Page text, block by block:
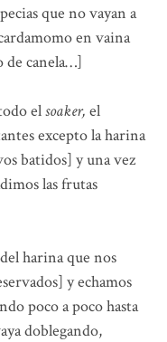
que no vayan a
en vaina
de canela…]
elsoaker, el
excepto la harina
batidos] y una vez
las frutas
harina que nos
y echamos
poco a poco hasta
doblegando,